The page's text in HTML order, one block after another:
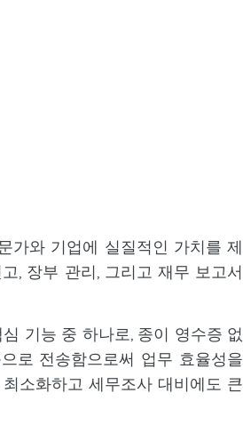
가와 기업에 실질적인 가치를 제
, 장부 관리, 그리고 재무 보고서
기능 중 하나로, 종이 영수증 없
로 전송함으로써 업무 효율성을
소화하고 세무조사 대비에도 큰